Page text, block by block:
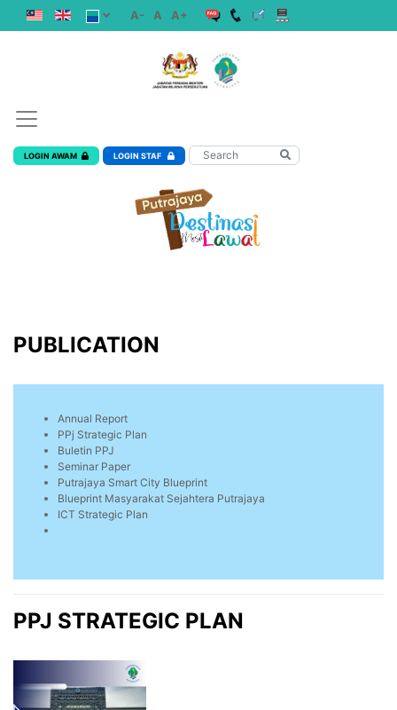
A- A A+
LOGIN AWAM LOGIN STAF
PUBLICATION
Annual Report
PPj Strategic Plan
Buletin PPJ
Seminar Paper
Putrajaya Smart City Blueprint
Blueprint Masyarakat Sejahtera Putrajaya
ICT Strategic Plan
PPJ STRATEGIC PLAN